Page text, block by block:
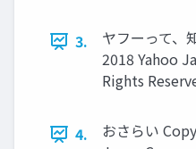
3.
ヤフーって、
2018 Yahoo
Rights
4.
おさらい